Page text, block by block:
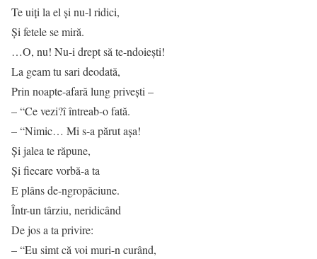
Te uiţi la el şi nu-l ridici,
Şi fetele se miră.
…O, nu! Nu-i drept să te-ndoieşti!
La geam tu sari deodată,
Prin noapte-afară lung priveşti –
– “Ce vezi?î întreab-o fată.
– “Nimic… Mi s-a părut aşa!
Şi jalea te răpune,
Şi fiecare vorbă-a ta
E plâns de-ngropăciune.
Într-un târziu, neridicând
De jos a ta privire:
– “Eu simt că voi muri-n curând,